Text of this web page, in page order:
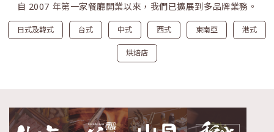
自 2007 年第一家餐廳開業以來，我們已擴展到多品牌業務。
日式及韓式 台式 中式 西式 東南亞 港式
烘焙店